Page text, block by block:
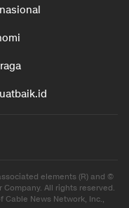
elements (R) and ©
Company. All rights reserved.
Cable News Network, Inc.,